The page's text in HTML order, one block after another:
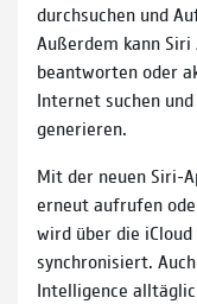
durchsuchen und
Außerdem kann
beantworten oder
Internet suchen
generieren.
Mit der neuen Siri-
erneut aufrufen
wird über die
synchronisiert.
Intelligence